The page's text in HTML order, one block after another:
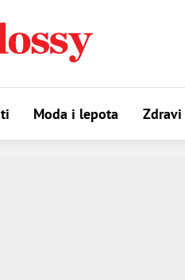
Moda i lepota